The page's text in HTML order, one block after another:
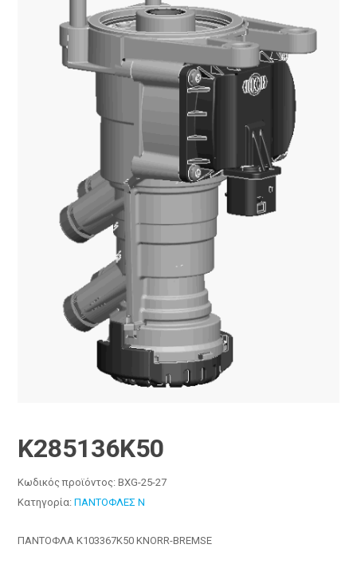
K285136K50
Κωδικός προϊόντος:BXG-25-27
Κατηγορία:ΠΑΝΤΟΦΛΕΣ N
ΠΑΝΤΟΦΛΑ K103367K50 KNORR-BREMSE